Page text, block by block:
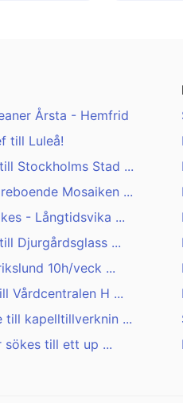
Årsta - Hemfrid
till Luleå!
Stockholms Stad ...
Mosaiken ...
- Långtidsvika ...
Djurgårdsglass ...
10h/veck ...
Vårdcentralen H ...
till kapelltillverknin ...
sökes till ett up ...